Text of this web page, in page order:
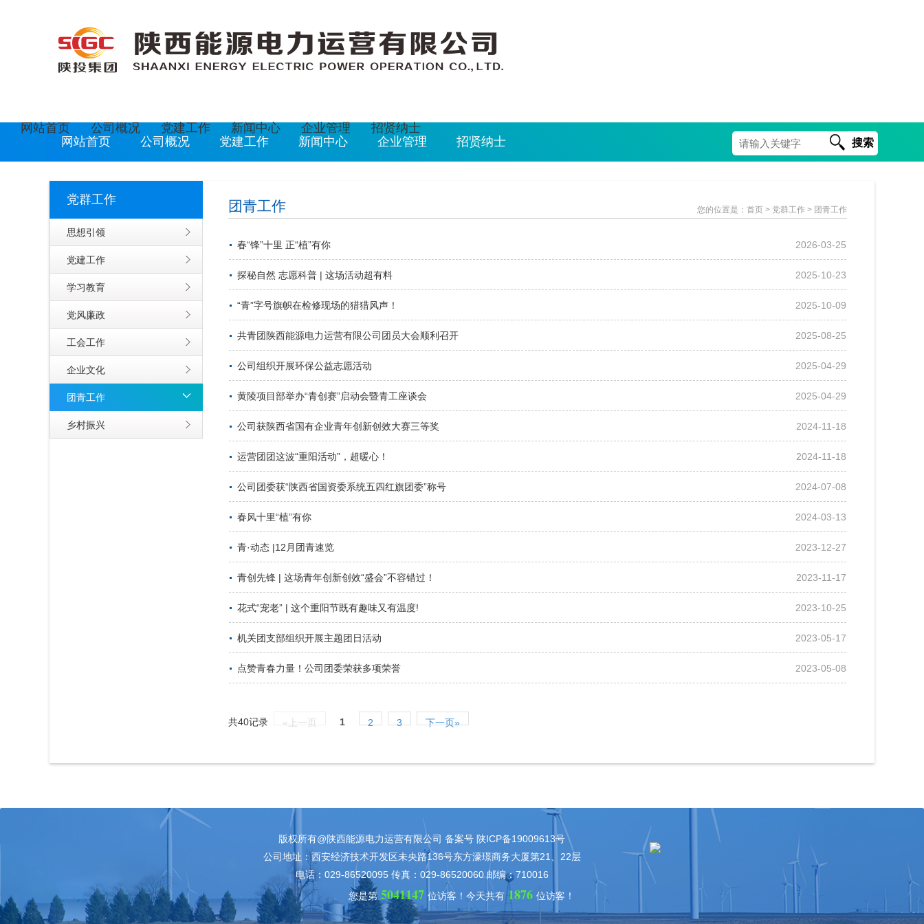
网站首页 公司概况 党建工作 新闻中心 企业管理
招贤纳士
网站首页
公司概况 党建工作 新闻中心 企业管理 招贤纳士 搜索
党群工作
思想引领
党建工作
学习教育
党风廉政
工会工作
企业文化
团青工作
乡村振兴
团青工作 您的位置是： 首页 > 党群工作 > 团青工作
春“锋”十里 正“植”有你 2026-03-25
探秘自然 志愿科普 | 这场活动超有料 2025-10-23
“青”字号旗帜在检修现场的猎猎风声！ 2025-10-09
共青团陕西能源电力运营有限公司团员大会顺利召开 2025-08-25
公司组织开展环保公益志愿活动 2025-04-29
黄陵项目部举办“青创赛”启动会暨青工座谈会 2025-04-29
公司获陕西省国有企业青年创新创效大赛三等奖 2024-11-18
运营团团这波“重阳活动”，超暖心！ 2024-11-18
公司团委获“陕西省国资委系统五四红旗团委”称号 2024-07-08
春风十里“植”有你 2024-03-13
青·动态 |12月团青速览 2023-12-27
青创先锋 | 这场青年创新创效“盛会”不容错过！ 2023-11-17
花式“宠老” | 这个重阳节既有趣味又有温度! 2023-10-25
机关团支部组织开展主题团日活动 2023-05-17
点赞青春力量！公司团委荣获多项荣誉 2023-05-08
共40记录 «上一页 1 2 3 下一页»
版权所有@陕西能源电力运营有限公司 备案号 陕ICP备19009613号
公司地址：西安经济技术开发区未央路136号东方濠璟商务大厦第21、22层
电话：029-86520095 传真：029-86520060 邮编：710016
您是第 5041147 位访客！今天共有 1876 位访客！